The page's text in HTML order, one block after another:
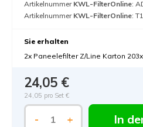
Artikelnummer KWL-FilterOnline:
Artikelnummer KWL-FilterOnline:
Sie erhalten
2x Paneelefilter Z/Line Karton
24,05 €
24,05 pro Set €
- + In